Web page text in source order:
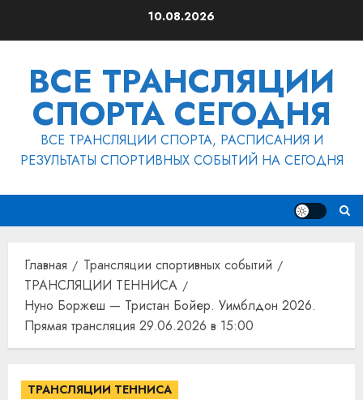
10.08.2026
ВСЕ ТРАНСЛЯЦИИ
СПОРТА СЕГОДНЯ
ВСЕ ТРАНСЛЯЦИИ СПОРТА, РАСПИСАНИЯ И
РЕЗУЛЬТАТЫ СПОРТИВНЫХ СОБЫТИЙ НА СЕГОДНЯ
Главная
Трансляции спортивных событий
ТРАНСЛЯЦИИ ТЕННИСА
Нуно Боржеш — Тристан Бойер. Уимблдон 2026.
Прямая трансляция 29.06.2026 в 15:00
ТРАНСЛЯЦИИ ТЕННИСА